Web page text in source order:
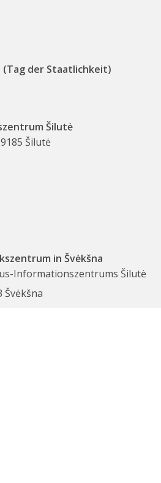
(Tag der Staatlichkeit)
Šilutė
Šilutė
in Švėkšna
Informationszentrums Šilutė
Švėkšna